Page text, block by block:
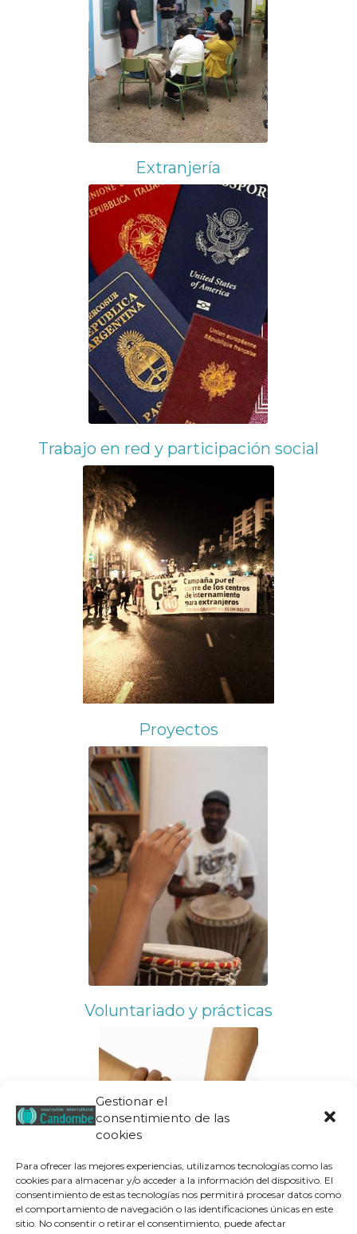
Gestionar el
consentimiento de las
cookies
Para ofrecer las mejores experiencias, utilizamos tecnologías como las
cookies para almacenar y/o acceder a la información del dispositivo. El
consentimiento de estas tecnologías nos permitirá procesar datos como
el comportamiento de navegación o las identificaciones únicas en este
sitio. No consentir o retirar el consentimiento, puede afectar
Extranjería
Trabajo en red y participación social
Proyectos
Voluntariado y prácticas